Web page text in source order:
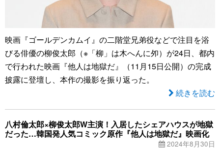
映画『ゴールデンカムイ』の二階堂兄弟役などで注目を浴
びる俳優の柳俊太郎（※「柳」は木へんに夘）が24日、都内
で行われた映画『他人は地獄だ』（11月15日公開）の完成
披露に登壇し、本作の撮影を振り返った。
続きを読む
八村倫太郎×柳俊太郎W主演！入居したシェアハウスが地獄
だった…韓国発人気コミック原作『他人は地獄だ』映画化
2024年8月30日